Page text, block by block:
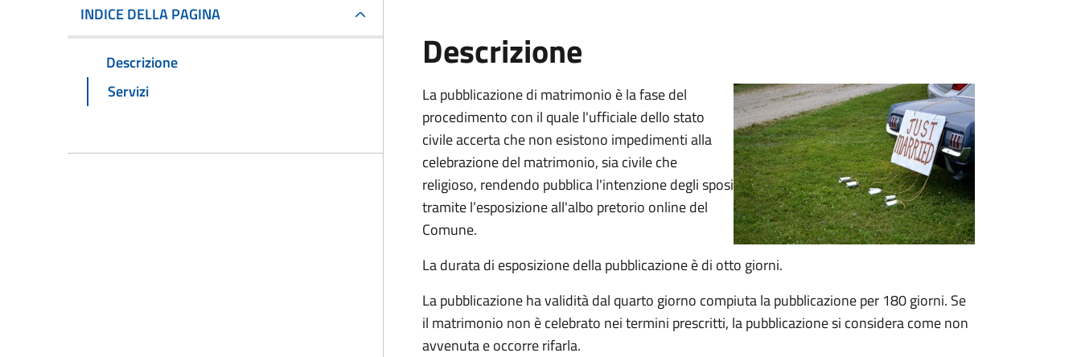
INDICE DELLA PAGINA
Descrizione
Servizi
Descrizione
La pubblicazione di matrimonio è la fase del
procedimento con il quale l'ufficiale dello stato
civile accerta che non esistono impedimenti alla
celebrazione del matrimonio, sia civile che
religioso, rendendo pubblica l'intenzione degli sposi
tramite l’esposizione all'albo pretorio online del
Comune.
La durata di esposizione della pubblicazione è di otto giorni.
La pubblicazione ha validità dal quarto giorno compiuta la pubblicazione per 180 giorni. Se
il matrimonio non è celebrato nei termini prescritti, la pubblicazione si considera come non
avvenuta e occorre rifarla.